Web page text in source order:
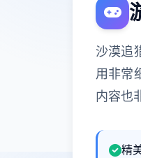
沙漠追
用非常
内容也
精